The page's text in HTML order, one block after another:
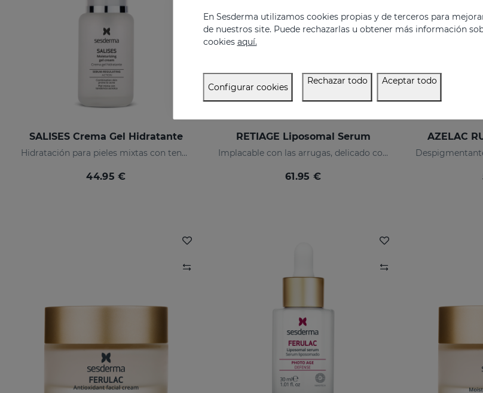
SALISES Crema Gel Hidratante
Hidratación para pieles mixtas con tendencia acneica
44.95 €
RETIAGE Liposomal Serum
Implacable con las arrugas, delicado con tu piel
61.95 €
AZELAC
En Sesderma utilizamos cookies propias y de terceros para
de nuestros site. Puede rechazarlas u obtener más información
cookies aquí.
Configurar cookies
Rechazar todo Aceptar todo